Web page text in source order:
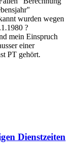
wurden wegen
?
mein Einspruch
einer
PT gehört.
Dienstzeiten